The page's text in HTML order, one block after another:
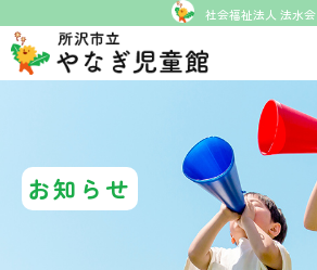
社会福祉法人 法水会
お知らせ